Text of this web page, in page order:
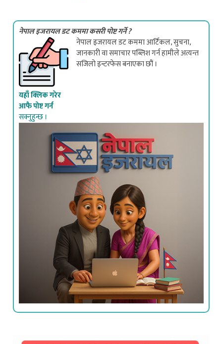
नेपाल इजरायल डट कममा कसरी पोष्ट गर्ने ?
यहाँ क्लिक गरेर
आफै पोष्ट गर्न
सक्नुहुन्छ ।
नेपाल इजरायल डट कममा आर्टिकल, सुचना,
जानकारी वा समाचार पब्लिश गर्न हामीले अत्यन्त
सजिलो इन्टरफेस बनाएका छौं ।